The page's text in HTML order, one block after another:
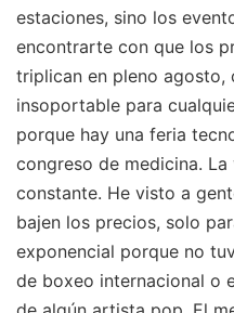
estaciones, sino los
encontrarte con que los
triplican en pleno agosto,
insoportable para
porque hay una feria
congreso de medicina.
constante. He visto a
bajen los precios, solo
exponencial porque no
de boxeo internacional o